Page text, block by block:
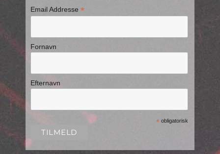
Email Addresse*
Fornavn
Efternavn
* obligatorisk